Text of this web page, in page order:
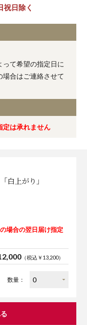
日除く
て希望の指定日に
合はご連絡させて
定は承れません
白上がり」
場合の翌日届け指定
（税込￥13,200）
数量：